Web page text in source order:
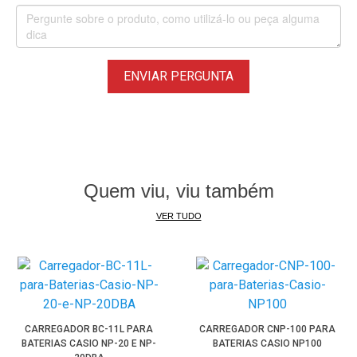
Casio Exilim Zoom EX-Z250GD
Casio Exilim Zoom EX-Z250PK
Casio Exilim Zoom EX-Z250RD
Casio Exilim Zoom EX-Z250SR
ENVIAR PERGUNTA
Quem viu, viu também
VER TUDO
CARREGADOR BC-11L PARA
BATERIAS CASIO NP-20 E NP-
CARREGADOR CNP-100 PARA
BATERIAS CASIO NP100